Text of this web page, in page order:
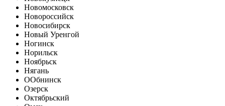
Новомосковск
Новороссийск
Новосибирск
Новый Уренгой
Ногинск
Норильск
Ноябрьск
Нягань
ООбнинск
Озерск
Октябрьский